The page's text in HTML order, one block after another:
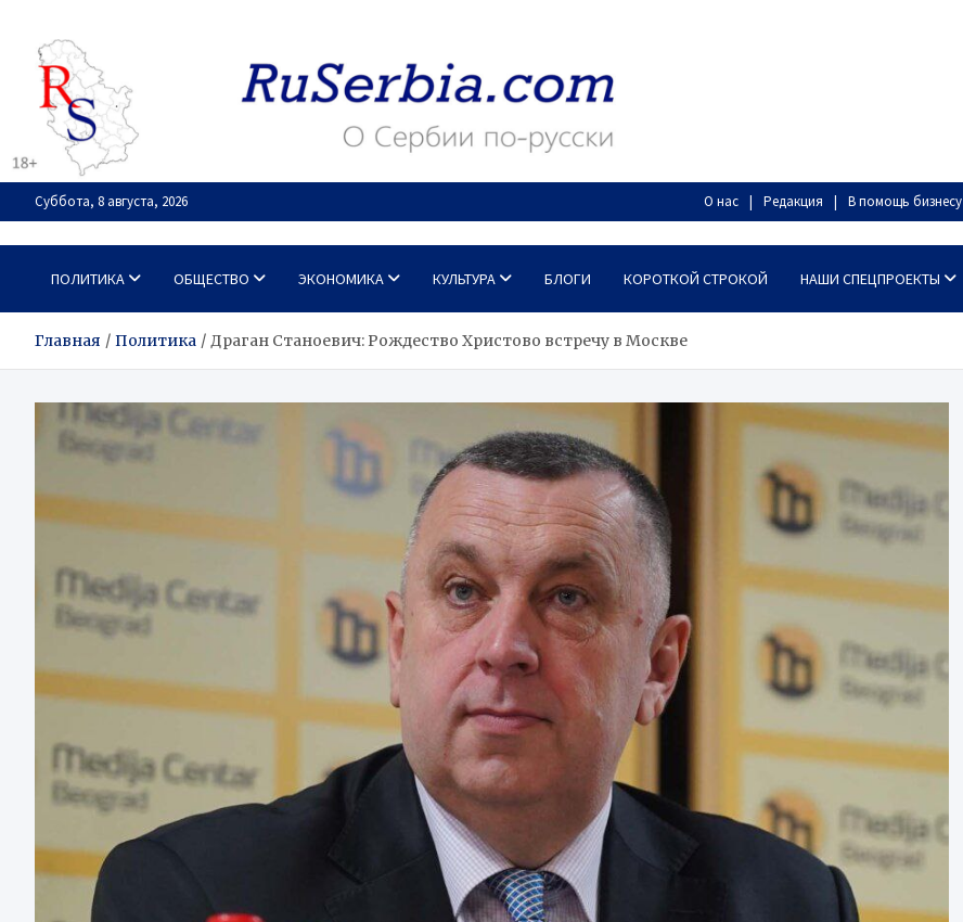
содержимому
Суббота, 8 августа, 2026 О нас Редакция В помощь бизнесу
RuSerbia.com
О Сербии – по-русски
ПОЛИТИКА
ОБЩЕСТВО ЭКОНОМИКА КУЛЬТУРА БЛОГИ КОРОТКОЙ СТРОКОЙ НАШИ СПЕЦПРОЕКТЫ
Главная Политика Драган Станоевич: Рождество Христово встречу в Москве